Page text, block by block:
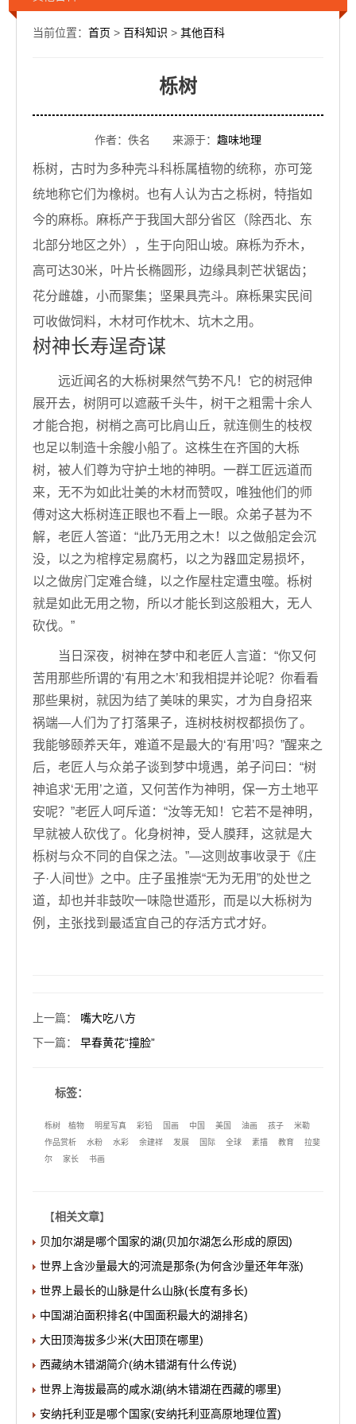
当前位置： 首页 > 百科知识 > 其他百科
栎树
作者：佚名 来源于： 趣味地理
栎树，古时为多种壳斗科栎属植物的统称，亦可笼
统地称它们为橡树。也有人认为古之栎树，特指如
今的麻栎。麻栎产于我国大部分省区（除西北、东
北部分地区之外），生于向阳山坡。麻栎为乔木，
高可达30米，叶片长椭圆形，边缘具刺芒状锯齿；
花分雌雄，小而聚集；坚果具壳斗。麻栎果实民间
可收做饲料，木材可作枕木、坑木之用。
树神长寿逞奇谋
远近闻名的大栎树果然气势不凡！它的树冠伸
展开去，树阴可以遮蔽千头牛，树干之粗需十余人
才能合抱，树梢之高可比肩山丘，就连侧生的枝杈
也足以制造十余艘小船了。这株生在齐国的大栎
树，被人们尊为守护土地的神明。一群工匠远道而
来，无不为如此壮美的木材而赞叹，唯独他们的师
傅对这大栎树连正眼也不看上一眼。众弟子甚为不
解，老匠人答道：“此乃无用之木！以之做船定会沉
没，以之为棺椁定易腐朽，以之为器皿定易损坏，
以之做房门定难合缝，以之作屋柱定遭虫噬。栎树
就是如此无用之物，所以才能长到这般粗大，无人
砍伐。”
当日深夜，树神在梦中和老匠人言道：“你又何
苦用那些所谓的‘有用之木’和我相提并论呢？你看看
那些果树，就因为结了美味的果实，才为自身招来
祸端—人们为了打落果子，连树枝树杈都损伤了。
我能够颐养天年，难道不是最大的‘有用’吗？”醒来之
后，老匠人与众弟子谈到梦中境遇，弟子问曰：“树
神追求‘无用’之道，又何苦作为神明，保一方土地平
安呢？”老匠人呵斥道：“汝等无知！它若不是神明，
早就被人砍伐了。化身树神，受人膜拜，这就是大
栎树与众不同的自保之法。”—这则故事收录于《庄
子·人间世》之中。庄子虽推崇“无为无用”的处世之
道，却也并非鼓吹一味隐世遁形，而是以大栎树为
例，主张找到最适宜自己的存活方式才好。
上一篇： 嘴大吃八方
下一篇： 早春黄花“撞脸”
标签：
栎树 植物 明星写真 彩铅 国画 中国 美国 油画 孩子
米勒
作品赏析
水粉 水彩 余建祥 发展 国际 全球 素描 教育
拉斐
尔
家长 书画
【相关文章】
贝加尔湖是哪个国家的湖(贝加尔湖怎么形成的原因)
世界上含沙量最大的河流是那条(为何含沙量还年年涨)
世界上最长的山脉是什么山脉(长度有多长)
中国湖泊面积排名(中国面积最大的湖排名)
大田顶海拔多少米(大田顶在哪里)
西藏纳木错湖简介(纳木错湖有什么传说)
世界上海拔最高的咸水湖(纳木错湖在西藏的哪里)
安纳托利亚是哪个国家(安纳托利亚高原地理位置)